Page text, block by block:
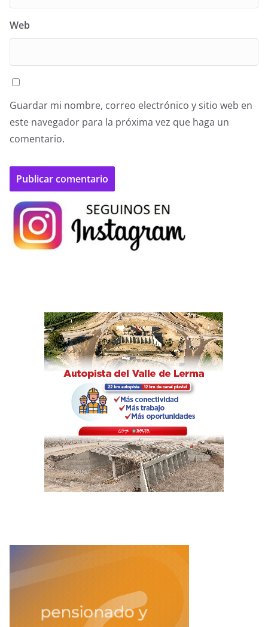
Web
Guardar mi nombre, correo electrónico y sitio web en
este navegador para la próxima vez que haga un
comentario.